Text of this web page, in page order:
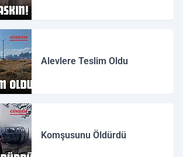
Alevlere Teslim Oldu
Komşusunu Öldürdü